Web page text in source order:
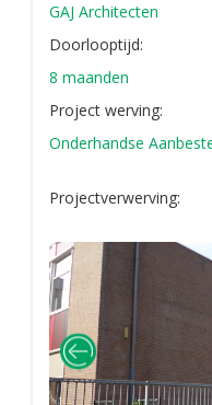
GAJ Architecten
Doorlooptijd:
8 maanden
Project werving:
Onderhandse
Projectverwerving: